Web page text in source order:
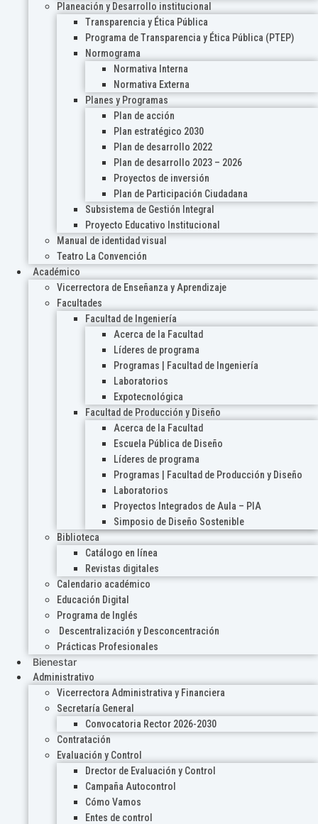
Planeación y Desarrollo institucional
Transparencia y Ética Pública
Programa de Transparencia y Ética Pública (PTEP)
Normograma
Normativa Interna
Normativa Externa
Planes y Programas
Plan de acción
Plan estratégico 2030
Plan de desarrollo 2022
Plan de desarrollo 2023 – 2026
Proyectos de inversión
Plan de Participación Ciudadana
Subsistema de Gestión Integral
Proyecto Educativo Institucional
Manual de identidad visual
Teatro La Convención
Académico
Vicerrectora de Enseñanza y Aprendizaje
Facultades
Facultad de Ingeniería
Acerca de la Facultad
Líderes de programa
Programas | Facultad de Ingeniería
Laboratorios
Expotecnológica
Facultad de Producción y Diseño
Acerca de la Facultad
Escuela Pública de Diseño
Líderes de programa
Programas | Facultad de Producción y Diseño
Laboratorios
Proyectos Integrados de Aula – PIA
Simposio de Diseño Sostenible
Biblioteca
Catálogo en línea
Revistas digitales
Calendario académico
Educación Digital
Programa de Inglés
Descentralización y Desconcentración
Prácticas Profesionales
Bienestar
Administrativo
Vicerrectora Administrativa y Financiera
Secretaría General
Convocatoria Rector 2026-2030
Contratación
Evaluación y Control
Drector de Evaluación y Control
Campaña Autocontrol
Cómo Vamos
Entes de control